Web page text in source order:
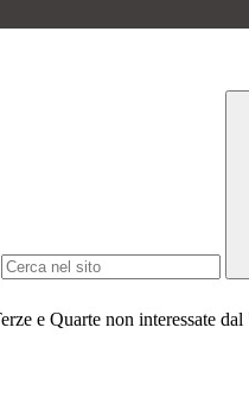
e Quarte non interessate dal